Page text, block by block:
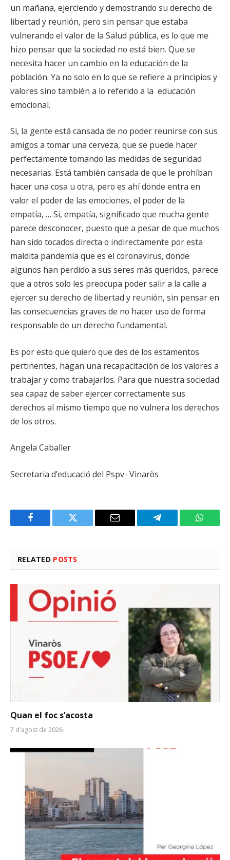
un mañana, ejerciendo y demostrando su derecho de
libertad y reunión, pero sin pensar que estaba
vulnerando el valor de la Salud pública, es lo que me
hizo pensar que la sociedad no está bien. Que se
necesita hacer un cambio en la educación de la
población. Ya no solo en lo que se refiere a principios y
valores sino también a lo referido a la educación
emocional.
Si, la gente está cansada de no poder reunirse con sus
amigos a tomar una cerveza, que se puede hacer
perfectamente tomando las medidas de seguridad
necesarias. Está también cansada de que le prohíban
hacer una cosa u otra, pero es ahí donde entra en
valor el poder de las emociones, el poder de la
empatía, … Si, empatía, significado que mucha gente
parece desconocer, puesto que a pesar de que muchos
han sido tocados directa o indirectamente por esta
maldita pandemia que es el coronavirus, donde
algunos han perdido a sus seres más queridos, parece
que a otros solo les preocupa poder salir a la calle a
ejercer su derecho de libertad y reunión, sin pensar en
las consecuencias graves de no hacer uso de forma
responsable de un derecho fundamental.
Es por esto que quiero que des de los estamentos
pertinentes, hagan una recapacitación de los valores a
trabajar y como trabajarlos. Para que nuestra sociedad
sea capaz de saber ejercer correctamente sus
derechos al mismo tiempo que no vulnera los derechos
de los otros.
Angela Caballer
Secretaria d’educació del Pspv- Vinaròs
Facebook Twitter Email Telegram
RELATED POSTS
Quan el foc s’acosta
7 d'agost de 2026